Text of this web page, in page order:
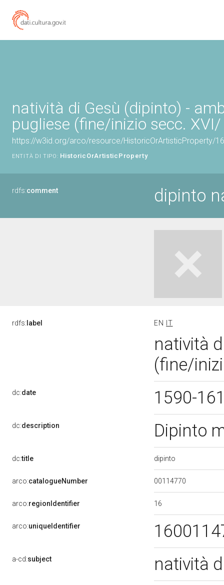
natività di Gesù (dipinto) -
pugliese (fine/inizio secc. XVI/
https://w3id.org/arco/resource/HistoricOrArtisticProperty/
ENTITÀ DI TIPO: HistoricOrArtisticProperty
rdfs:comment dipinto
rdfs: label EN IT
natività
(fine/
dc:date 1590-
dc:description Dipinto
dc:title dipinto
arco:catalogueNumber 00114770
arco:regionIdentifier 16
arco:uniqueIdentifier
a-cd:subject natività